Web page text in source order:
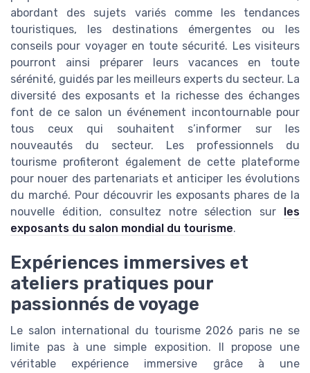
abordant des sujets variés comme les tendances
touristiques, les destinations émergentes ou les
conseils pour voyager en toute sécurité. Les visiteurs
pourront ainsi préparer leurs vacances en toute
sérénité, guidés par les meilleurs experts du secteur. La
diversité des exposants et la richesse des échanges
font de ce salon un événement incontournable pour
tous ceux qui souhaitent s’informer sur les
nouveautés du secteur. Les professionnels du
tourisme profiteront également de cette plateforme
pour nouer des partenariats et anticiper les évolutions
du marché. Pour découvrir les exposants phares de la
nouvelle édition, consultez notre sélection sur les
exposants du salon mondial du tourisme.
Expériences immersives et
ateliers pratiques pour
passionnés de voyage
Le salon international du tourisme 2026 paris ne se
limite pas à une simple exposition. Il propose une
véritable expérience immersive grâce à une